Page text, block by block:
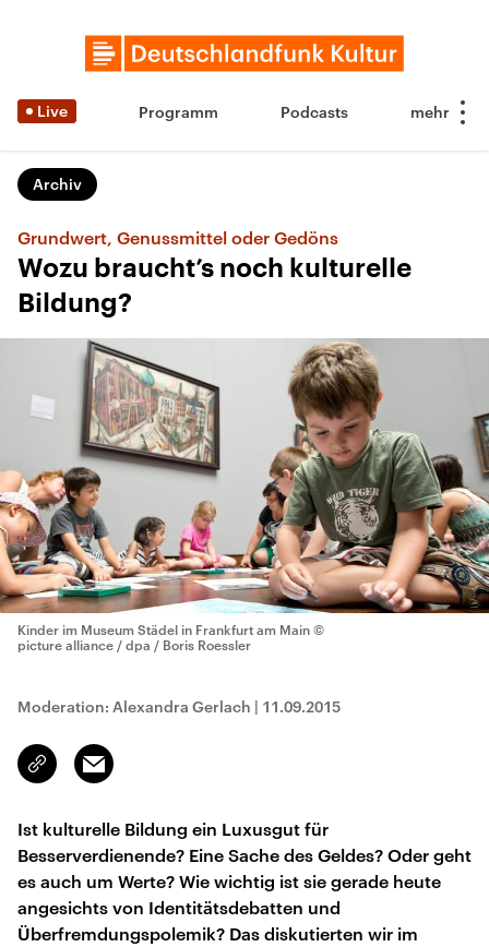
Live Programm Podcasts
Archiv
Grundwert, Genussmittel oder Gedöns
Wozu braucht’s noch kulturelle
Bildung?
Kinder im Museum Städel in Frankfurt am Main ©
picture alliance / dpa / Boris Roessler
Moderation: Alexandra Gerlach | 11.09.2015
Link
kopieren/teilen
Email
Ist kulturelle Bildung ein Luxusgut für
Besserverdienende? Eine Sache des Geldes? Oder geht
es auch um Werte? Wie wichtig ist sie gerade heute
angesichts von Identitätsdebatten und
Überfremdungspolemik? Das diskutierten wir im